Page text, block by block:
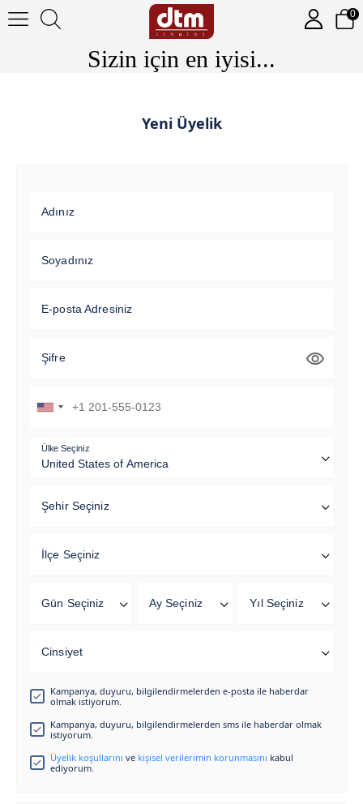
Sizin için en iyisi...
0
Yeni Üyelik
Adınız
Soyadınız
E-posta Adresiniz
Şifre
Ülke Seçiniz
Şehir Seçiniz
İlçe Seçiniz
Gün Seçiniz Ay Seçiniz Yıl Seçiniz
Cinsiyet
Kampanya, duyuru, bilgilendirmelerden e-posta ile haberdar
olmak istiyorum.
Kampanya, duyuru, bilgilendirmelerden sms ile haberdar olmak
istiyorum.
Üyelik koşullarını ve kişisel verilerimin korunmasını kabul
ediyorum.